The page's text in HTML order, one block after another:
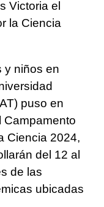
Victoria el
la Ciencia
y niños en
puso en
Campamento
Ciencia 2024,
del 12 al
de las
ubicadas